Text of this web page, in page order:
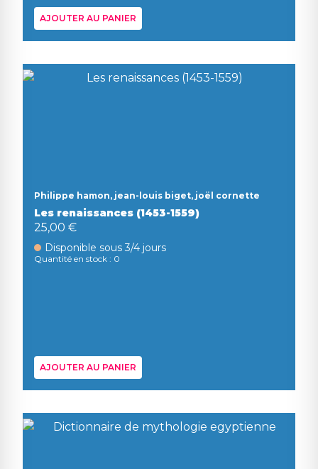
AJOUTER AU PANIER
Philippe hamon, jean-louis biget, joël cornette
Les renaissances (1453-1559)
25,00 €
Disponible sous 3/4 jours
Quantité en stock : 0
AJOUTER AU PANIER